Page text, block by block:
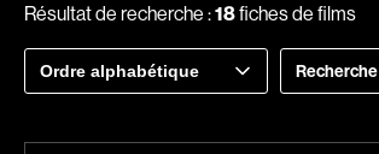
Comment louer un film ?
Résultat de recherche :18fiches de films
Trier
par
Recherche